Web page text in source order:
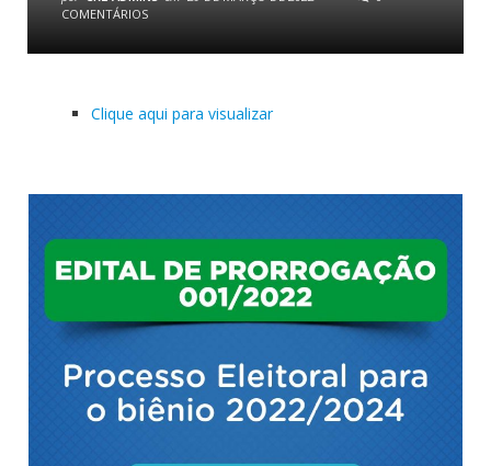
COMENTÁRIOS
Clique aqui para visualizar